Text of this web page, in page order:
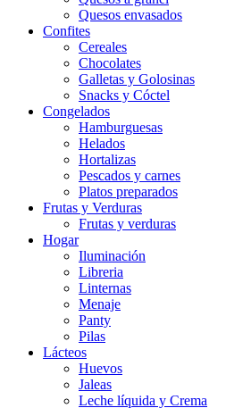
Quesos envasados
Confites
Cereales
Chocolates
Galletas y Golosinas
Snacks y Cóctel
Congelados
Hamburguesas
Helados
Hortalizas
Pescados y carnes
Platos preparados
Frutas y Verduras
Frutas y verduras
Hogar
Iluminación
Libreria
Linternas
Menaje
Panty
Pilas
Lácteos
Huevos
Jaleas
Leche líquida y Crema